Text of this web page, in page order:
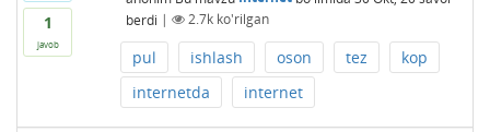
1
javob
berdi | 2.7kko'rilgan
pul ishlash oson tez
kop
internetda
internet